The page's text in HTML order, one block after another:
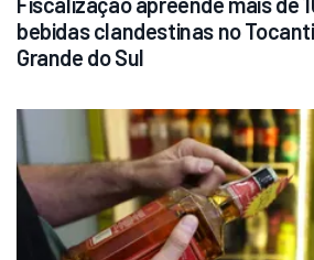
bebidas clandestinas no
Grande do Sul